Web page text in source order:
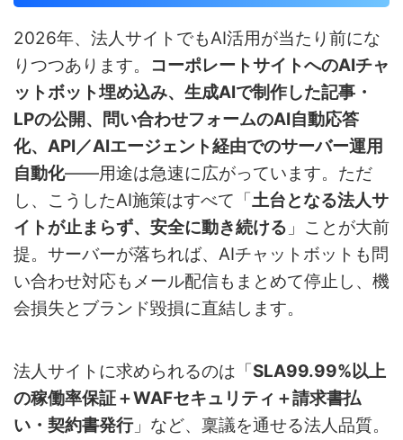
2026年、法人サイトでもAI活用が当たり前にな
りつつあります。 コーポレートサイトへのAIチャ
ットボット埋め込み、生成AIで制作した記事・
LPの公開、問い合わせフォームのAI自動応答
化、API／AIエージェント経由でのサーバー運用
自動化——用途は急速に広がっています。ただ
し、こうしたAI施策はすべて「土台となる法人サ
イトが止まらず、安全に動き続ける 」ことが大前
提。サーバーが落ちれば、AIチャットボットも問
い合わせ対応もメール配信もまとめて停止し、機
会損失とブランド毀損に直結します。
法人サイトに求められるのは「SLA99.99%以上
の稼働率保証＋WAFセキュリティ＋請求書払
い・契約書発行」など、稟議を通せる法人品質。